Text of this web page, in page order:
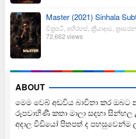
Master (2021) Sinhala
චිත්‍රපටි අභිරහස් ක්‍රියාදාම
72,662 views
ABOUT
මෙම වෙබ් අඩවිය බාවිතා කර ඔබට
රූපවාහිණී කතා මාලා සදහා සින්හල
අදාල වීඩියෝ පිතපත් ද පහසුවෙන්ම